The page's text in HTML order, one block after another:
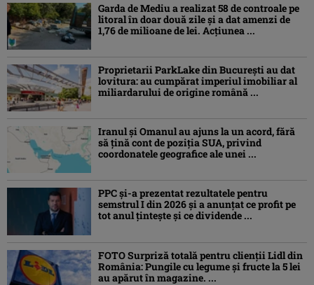
Garda de Mediu a realizat 58 de controale pe
litoral în doar două zile și a dat amenzi de
1,76 de milioane de lei. Acțiunea ...
Proprietarii ParkLake din București au dat
lovitura: au cumpărat imperiul imobiliar al
miliardarului de origine română ...
Iranul și Omanul au ajuns la un acord, fără
să țină cont de poziția SUA, privind
coordonatele geografice ale unei ...
PPC și-a prezentat rezultatele pentru
semstrul I din 2026 și a anunțat ce profit pe
tot anul țintește și ce dividende ...
FOTO Surpriză totală pentru clienții Lidl din
România: Pungile cu legume și fructe la 5 lei
au apărut în magazine. ...